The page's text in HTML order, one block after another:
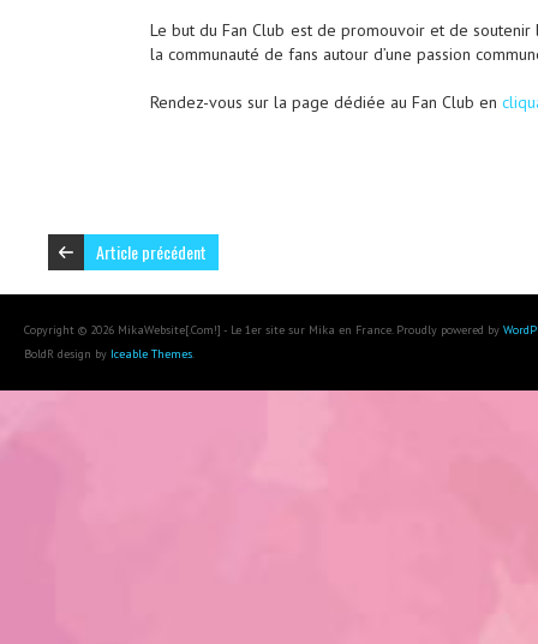
Le but du Fan Club est de promouvoir et de
la communauté de fans autour d’une passion
Rendez-vous sur la page dédiée au Fan Club en
Article précédent
Copyright © 2026 MikaWebsite[.Com!] - Le 1er site sur Mika en France. Proudly powered by
BoldR design by Iceable Themes.